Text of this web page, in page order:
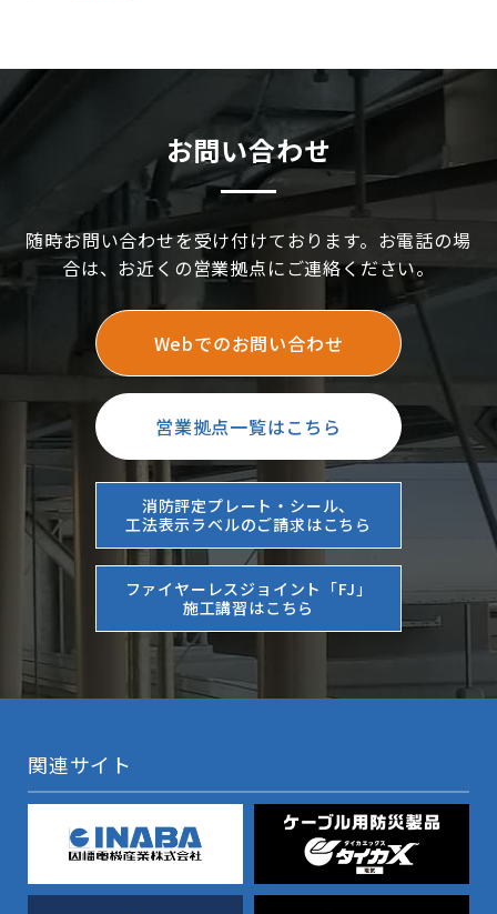
お問い合わせ
随時お問い合わせを受け付けております。お電話の場
合は、お近くの営業拠点にご連絡ください。
Webでのお問い合わせ
営業拠点一覧はこちら
消防評定プレート・シール、
工法表示ラベルのご請求はこちら
ファイヤーレスジョイント「FJ」
施工講習はこちら
関連サイト